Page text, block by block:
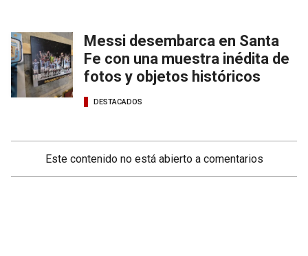
Messi desembarca en Santa
Fe con una muestra inédita de
fotos y objetos históricos
DESTACADOS
Este contenido no está abierto a comentarios